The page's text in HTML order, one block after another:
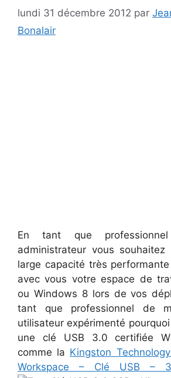
lundi 31 décembre 2012 par
Bonalair
En tant que
administrateur vous
large capacité très
avec vous votre espace de
ou Windows 8 lors de vos
tant que professionnel de
utilisateur expérimenté
une clé USB 3.0 certifiée
comme la Kingston
Workspace – Clé USB –